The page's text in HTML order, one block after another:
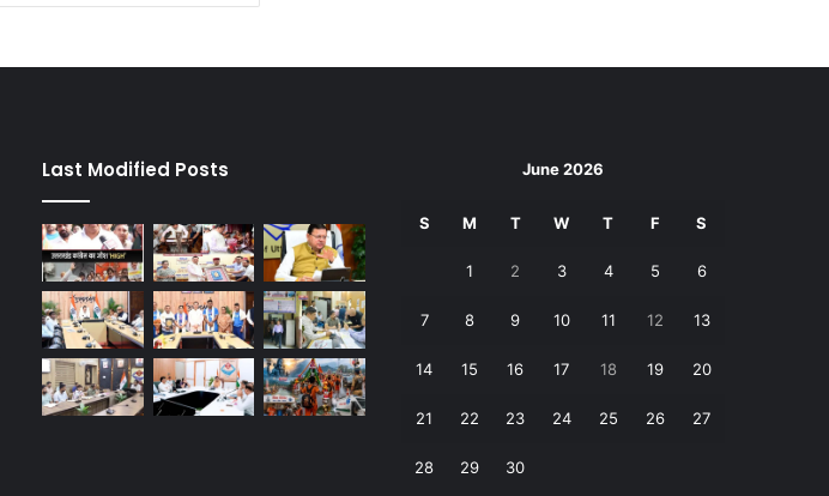
Last Modified Posts June 2026
S M T W T F S
1 2 3 4 5 6
7 8 9 10 11 12 13
14 15 16 17 18 19 20
21 22 23 24 25 26 27
28 29 30